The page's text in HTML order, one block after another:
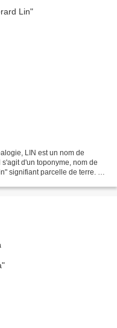
LIN est un nom de
d'un toponyme, nom de
signifiant parcelle de terre. Ce